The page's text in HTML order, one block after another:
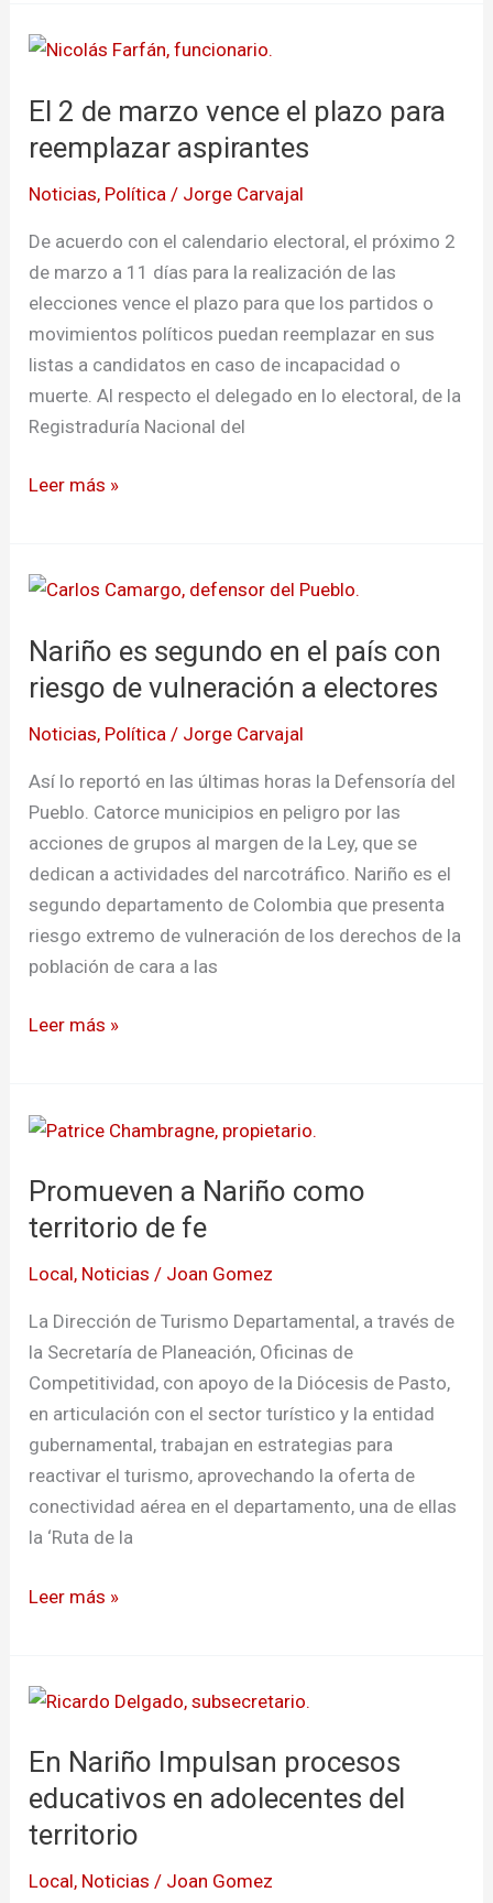
El 2 de marzo vence el plazo para
reemplazar aspirantes
Noticias, Política / Jorge Carvajal
De acuerdo con el calendario electoral, el próximo 2
de marzo a 11 días para la realización de las
elecciones vence el plazo para que los partidos o
movimientos políticos puedan reemplazar en sus
listas a candidatos en caso de incapacidad o
muerte. Al respecto el delegado en lo electoral, de la
Registraduría Nacional del
El
de
marzo
el
plazo
para
reemplazar
aspirantes
Leer más »
Nariño es segundo en el país con
riesgo de vulneración a electores
Noticias, Política / Jorge Carvajal
Así lo reportó en las últimas horas la Defensoría del
Pueblo. Catorce municipios en peligro por las
acciones de grupos al margen de la Ley, que se
dedican a actividades del narcotráfico. Nariño es el
segundo departamento de Colombia que presenta
riesgo extremo de vulneración de los derechos de la
población de cara a las
Nariño
segundo
en
país
con
riesgo
vulneración
electores
Leer más »
Promueven a Nariño como
territorio de fe
Local, Noticias / Joan Gomez
La Dirección de Turismo Departamental, a través de
la Secretaría de Planeación, Oficinas de
Competitividad, con apoyo de la Diócesis de Pasto,
en articulación con el sector turístico y la entidad
gubernamental, trabajan en estrategias para
reactivar el turismo, aprovechando la oferta de
conectividad aérea en el departamento, una de ellas
la ‘Ruta de la
Promueven
Nariño
como
de
fe
Leer más »
En Nariño Impulsan procesos
educativos en adolecentes del
territorio
Local, Noticias / Joan Gomez
En
Impulsan
procesos
educativos
adolecentes